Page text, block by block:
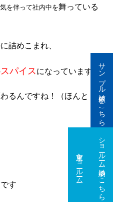
サンプル依頼はこちら
ショールーム予約はこちら
東京ショールーム 大阪ショールーム
を伴って社内中を舞っている
詰めこまれ、
スパイスになっています。
るんですね！（ほんと
す